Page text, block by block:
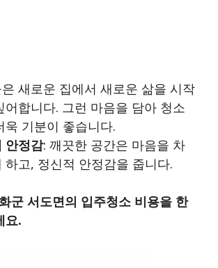
새로운 집에서 새로운 삶을 시작
어합니다. 그런 마음을 담아 청소
욱 기분이 좋습니다.
안정감: 깨끗한 공간은 마음을 차
하고, 정신적 안정감을 줍니다.
군 서도면의 입주청소 비용을 한
요.